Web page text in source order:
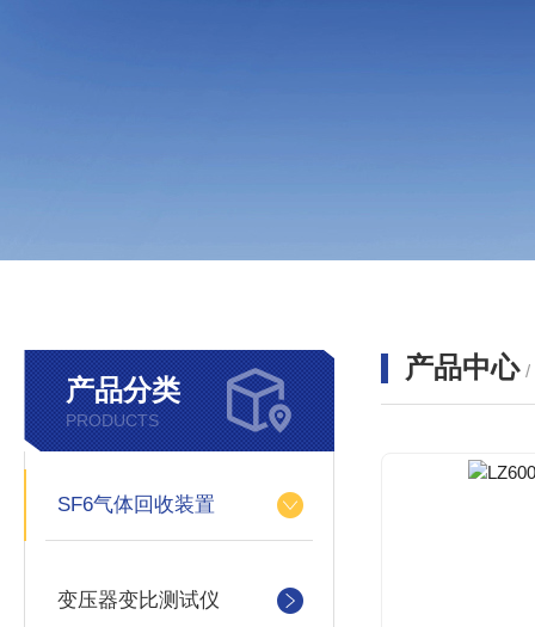
产品分类
PRODUCTS
SF6气体回收装置
变压器变比测试仪
产品中心 /